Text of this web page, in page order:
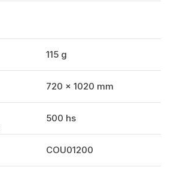
115 g
720 x 1020 mm
500 hs
COU01200